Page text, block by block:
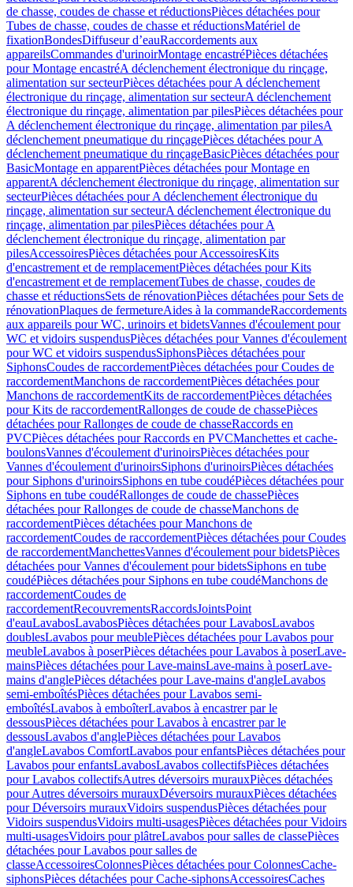
de chasse, coudes de chasse et réductionsPièces détachées pour
Tubes de chasse, coudes de chasse et réductionsMatériel de
fixationBondesDiffuseur d’eauRaccordements aux
appareilsCommandes d'urinoirMontage encastréPièces détachées
pour Montage encastréA déclenchement électronique du rinçage,
alimentation sur secteurPièces détachées pour A déclenchement
électronique du rinçage, alimentation sur secteurA déclenchement
électronique du rinçage, alimentation par pilesPièces détachées pour
A déclenchement électronique du rinçage, alimentation par pilesA
déclenchement pneumatique du rinçagePièces détachées pour A
déclenchement pneumatique du rinçageBasicPièces détachées pour
BasicMontage en apparentPièces détachées pour Montage en
apparentA déclenchement électronique du rinçage, alimentation sur
secteurPièces détachées pour A déclenchement électronique du
rinçage, alimentation sur secteurA déclenchement électronique du
rinçage, alimentation par pilesPièces détachées pour A
déclenchement électronique du rinçage, alimentation par
pilesAccessoiresPièces détachées pour AccessoiresKits
d'encastrement et de remplacementPièces détachées pour Kits
d'encastrement et de remplacementTubes de chasse, coudes de
chasse et réductionsSets de rénovationPièces détachées pour Sets de
rénovationPlaques de fermetureAides à la commandeRaccordements
aux appareils pour WC, urinoirs et bidetsVannes d'écoulement pour
WC et vidoirs suspendusPièces détachées pour Vannes d'écoulement
pour WC et vidoirs suspendusSiphonsPièces détachées pour
SiphonsCoudes de raccordementPièces détachées pour Coudes de
raccordementManchons de raccordementPièces détachées pour
Manchons de raccordementKits de raccordementPièces détachées
pour Kits de raccordementRallonges de coude de chassePièces
détachées pour Rallonges de coude de chasseRaccords en
PVCPièces détachées pour Raccords en PVCManchettes et cache-
boulonsVannes d'écoulement d'urinoirsPièces détachées pour
Vannes d'écoulement d'urinoirsSiphons d'urinoirsPièces détachées
pour Siphons d'urinoirsSiphons en tube coudéPièces détachées pour
Siphons en tube coudéRallonges de coude de chassePièces
détachées pour Rallonges de coude de chasseManchons de
raccordementPièces détachées pour Manchons de
raccordementCoudes de raccordementPièces détachées pour Coudes
de raccordementManchettesVannes d'écoulement pour bidetsPièces
détachées pour Vannes d'écoulement pour bidetsSiphons en tube
coudéPièces détachées pour Siphons en tube coudéManchons de
raccordementCoudes de
raccordementRecouvrementsRaccordsJointsPoint
d'eauLavabosLavabosPièces détachées pour LavabosLavabos
doublesLavabos pour meublePièces détachées pour Lavabos pour
meubleLavabos à poserPièces détachées pour Lavabos à poserLave-
mainsPièces détachées pour Lave-mainsLave-mains à poserLave-
mains d'anglePièces détachées pour Lave-mains d'angleLavabos
semi-emboîtésPièces détachées pour Lavabos semi-
emboîtésLavabos à emboîterLavabos à encastrer par le
dessousPièces détachées pour Lavabos à encastrer par le
dessousLavabos d'anglePièces détachées pour Lavabos
d'angleLavabos ComfortLavabos pour enfantsPièces détachées pour
Lavabos pour enfantsLavabosLavabos collectifsPièces détachées
pour Lavabos collectifsAutres déversoirs murauxPièces détachées
pour Autres déversoirs murauxDéversoirs murauxPièces détachées
pour Déversoirs murauxVidoirs suspendusPièces détachées pour
Vidoirs suspendusVidoirs multi-usagesPièces détachées pour Vidoirs
multi-usagesVidoirs pour plâtreLavabos pour salles de classePièces
détachées pour Lavabos pour salles de
classeAccessoiresColonnesPièces détachées pour ColonnesCache-
siphonsPièces détachées pour Cache-siphonsAccessoiresCaches